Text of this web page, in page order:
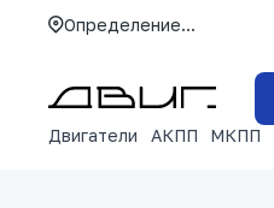
Определение...
Двигатели
АКПП МКПП